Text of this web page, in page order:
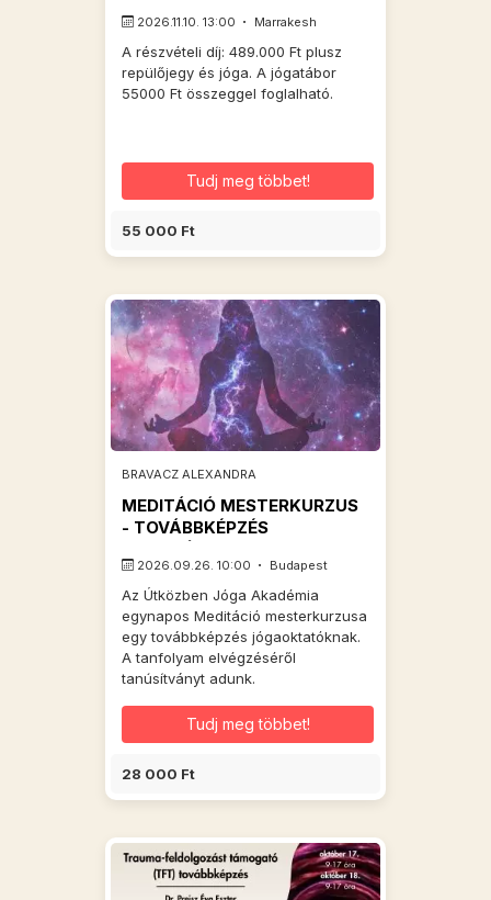
2026.11.10. 13:00 Marrakesh
A részvételi díj: 489.000 Ft plusz
repülőjegy és jóga. A jógatábor
55000 Ft összeggel foglalható.
Tudj meg többet!
55 000 Ft
BRAVACZ ALEXANDRA
MEDITÁCIÓ MESTERKURZUS
- TOVÁBBKÉPZÉS
2026.09.26. 10:00 Budapest
Az Útközben Jóga Akadémia
egynapos Meditáció mesterkurzusa
egy továbbképzés jógaoktatóknak.
A tanfolyam elvégzéséről
tanúsítványt adunk.
Tudj meg többet!
28 000 Ft